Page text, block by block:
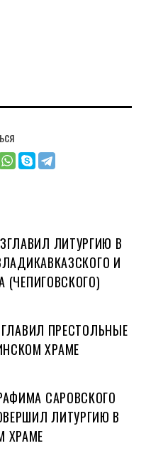
ЛИТУРГИЮ В
И
ПРЕСТОЛЬНЫЕ
ХРАМЕ
САРОВСКОГО
ЛИТУРГИЮ В
ХРАМЕ